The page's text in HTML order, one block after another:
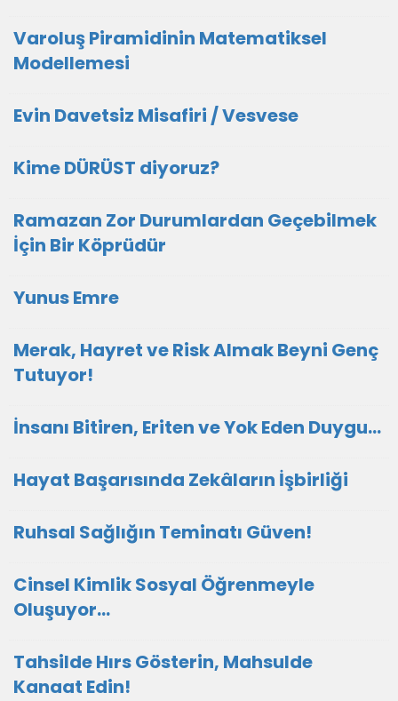
Varoluş Piramidinin Matematiksel
Modellemesi
Evin Davetsiz Misafiri / Vesvese
Kime DÜRÜST diyoruz?
Ramazan Zor Durumlardan Geçebilmek
İçin Bir Köprüdür
Yunus Emre
Merak, Hayret ve Risk Almak Beyni Genç
Tutuyor!
İnsanı Bitiren, Eriten ve Yok Eden Duygu…
Hayat Başarısında Zekâların İşbirliği
Ruhsal Sağlığın Teminatı Güven!
Cinsel Kimlik Sosyal Öğrenmeyle
Oluşuyor...
Tahsilde Hırs Gösterin, Mahsulde
Kanaat Edin!